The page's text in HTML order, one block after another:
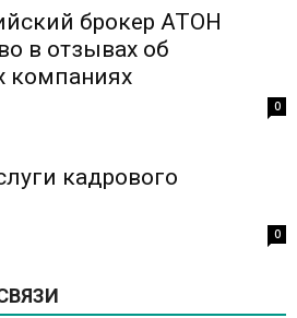
брокер АТОН
в отзывах об
компаниях
0
кадрового
0